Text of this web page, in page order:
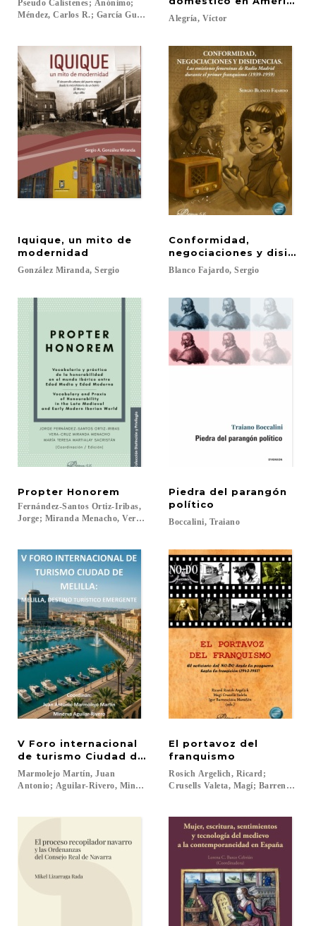
Pseudo Calístenes; Anónimo;
Méndez, Carlos R.; García Gual, Carlos...Alegría, Víctor
Iquique, un mito de
modernidad
González Miranda, Sergio
Conformidad,
negociaciones y
Blanco Fajardo, Sergio
Propter Honorem
Fernández-Santos Ortiz-Iribas,
Jorge; Miranda Menacho, Vera-Cruz; Martialay Sacristán, María Teresa
Piedra del parangón
político
Boccalini, Traiano
V Foro internacional
de turismo Ciudad de Melilla: Melilla, destino
Marmolejo Martín, Juan
Antonio; Aguilar-Rivero, Minerva (coords.)...
El portavoz del
franquismo
Rosich Argelich, Ricard;
Crusells Valeta, Magí; Barrenetxea